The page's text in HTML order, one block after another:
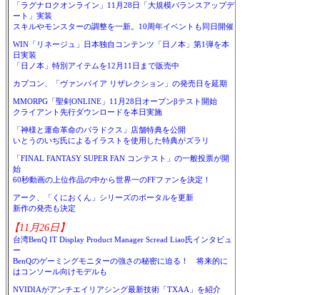
「ラグナロクオンライン」11月28日「大規模バランスアップデ
ート」実装
スキルやモンスターの調整を一新。10周年イベントも同日開催
WIN「リネージュ」日本独自コンテンツ「日ノ本」第1弾を本
日実装
「日ノ本」特別アイテムを12月11日まで販売中
カプコン、「ヴァンパイア リザレクション」の発売日を延期
MMORPG「聖剣ONLINE」11月28日オープンβテスト開始
クライアント先行ダウンロードを本日実施
「神様と運命革命のパラドクス」店舗特典を公開
いとうのいぢ氏によるイラストを使用した特典がズラリ
「FINAL FANTASY SUPER FAN コンテスト」の一般投票が開
始
60秒動画の上位作品の中から世界一のFFファンを決定！
アーク、「くにおくん」シリーズのポータルを更新
新作の発売も決定
【11月26日】
台湾BenQ IT Display Product Manager Scread Liao氏インタビュ
ー
BenQのゲーミングモニターの強さの秘密に迫る！ 将来的に
はコンソール向けモデルも
NVIDIAがアンチエイリアシング最新技術「TXAA」を紹介